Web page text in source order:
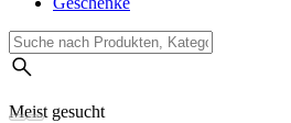
Meist gesucht